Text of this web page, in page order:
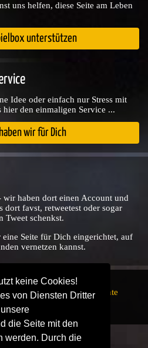
keine Cookies!
von Diensten Dritter
die Seite mit den
werden. Durch die
uns helfen, diese Seite am Leben
unterstützen
Idee oder einfach nur Stress mit
den einmaligen Service ...
wir für Dich
wir haben dort einen Account und
dort favst, retweetest oder sogar
Tweet schenkst.
Seite für Dich eingerichtet, auf
vernetzen kannst.
1999 - 2026,Nutzungsrechte